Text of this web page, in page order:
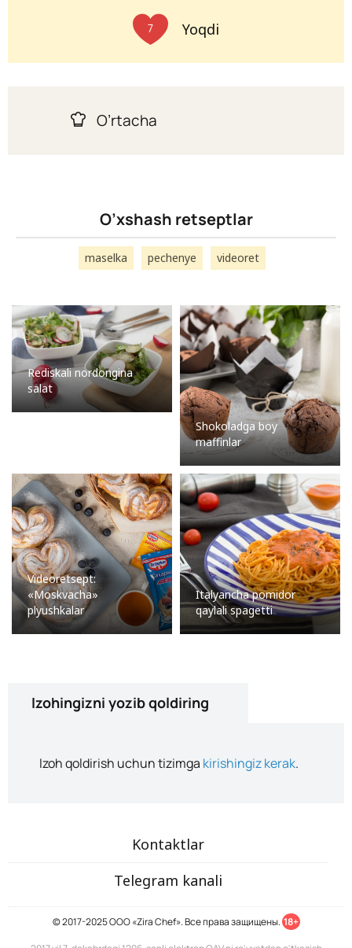
7 Yoqdi
O’rtacha
O’xshash retseptlar
maselka pechenye videoret
Rediskali nordongina
salat
Shokoladga boy
maffinlar
Videoretsept:
«Moskvacha»
plyushkalar
Italyancha pomidor
qaylali spagetti
Izohingizni yozib qoldiring
Izoh qoldirish uchun tizimga kirishingiz kerak.
Kontaktlar
Telegram kanali
© 2017-2025 ООО «Zira Chef». Все права защищены. 18+